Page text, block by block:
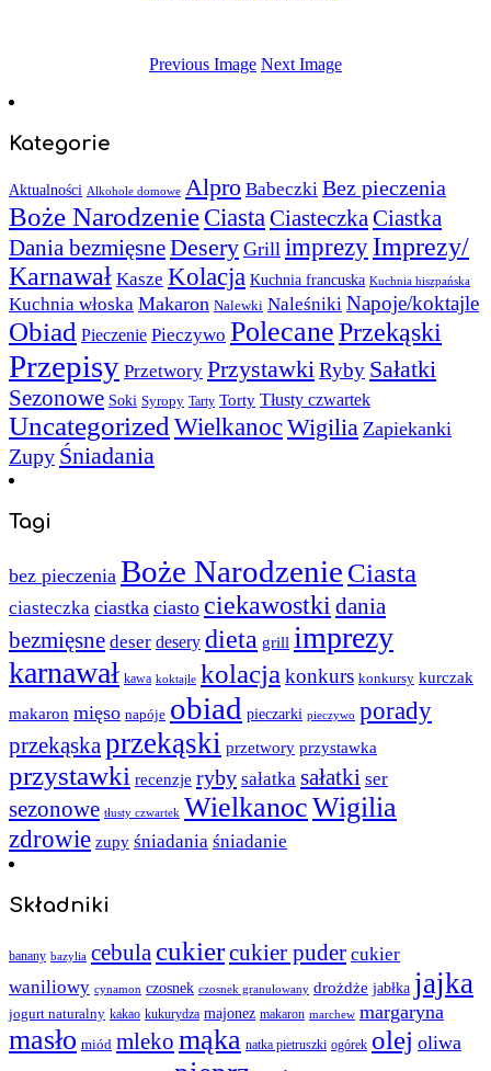
Previous Image Next Image
Kategorie
Aktualności Alkohole domowe Alpro Babeczki Bez pieczenia
Boże NarodzenieCiastaCiasteczkaCiastka
Dania bezmięsneDesery Grill imprezy Imprezy/
Karnawał Kasze Kolacja Kuchnia francuska Kuchnia hiszpańska
Kuchnia włoska Makaron Nalewki Naleśniki Napoje/koktajle
Obiad Pieczenie Pieczywo PolecanePrzekąski
Przepisy Przetwory PrzystawkiRyby Sałatki
Sezonowe Soki Syropy Tarty Torty Tłusty czwartek
UncategorizedWielkanocWigilia Zapiekanki
Zupy Śniadania
Tagi
bez pieczenia Boże Narodzenie Ciasta
ciasteczka ciastka ciasto ciekawostki dania
bezmięsne deser desery dieta grill imprezy
karnawał kawa koktajle kolacja konkurs konkursy kurczak
makaron mięso napóje obiad pieczarki pieczywo porady
przekąskaprzekąski przetwory przystawka
przystawki recenzje ryby sałatka sałatki ser
sezonowe tłusty czwartek WielkanocWigilia
zdrowie zupy śniadania śniadanie
Składniki
banany bazylia cebula cukiercukier puder cukier
waniliowy cynamon czosnek czosnek granulowany drożdże jabłka jajka
jogurt naturalny kakao kukurydza majonez makaron marchew margaryna
masło miód mleko mąka natka pietruszki ogórek olej oliwa